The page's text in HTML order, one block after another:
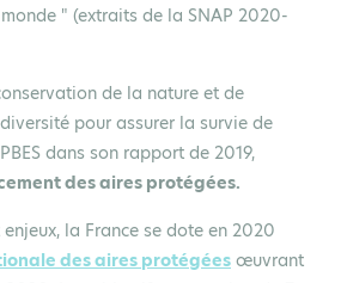
" (extraits de la SNAP 2020-
de la nature et de
pour assurer la survie de
dans son rapport de 2019,
des aires protégées.
la France se dote en 2020
des aires protégées œuvrant